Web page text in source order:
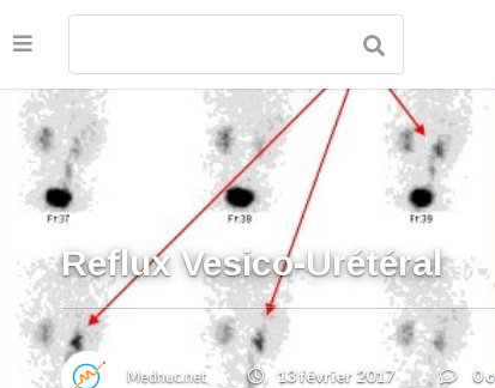
Reflux Vesico-Urétéral
Mednuc.net 13 février 2017 0